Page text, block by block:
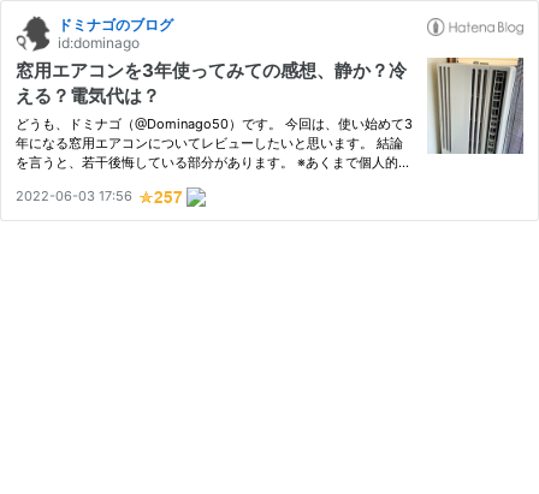
ドミナゴのブログ
id:dominago
窓用エアコンを3年使ってみての感想、静か？冷
える？電気代は？
どうも、ドミナゴ（@Dominago50）です。 今回は、使い始めて3
年になる窓用エアコンについてレビューしたいと思います。 結論
を言うと、若干後悔している部分があります。 ※あくまで個人的な
気代、きちんと冷えるかについて 窓用エアコンとは 窓用エアコン
（…
2022-06-03 17:56